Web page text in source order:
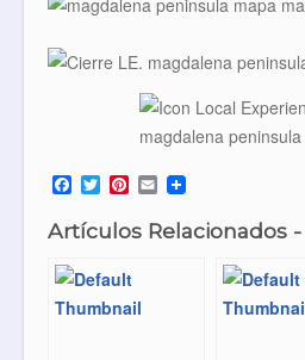
F
a
c
e
o
o
k
T
w
i
t
e
r
P
n
t
r
e
s
E
m
a
i
Artículos Relacionados